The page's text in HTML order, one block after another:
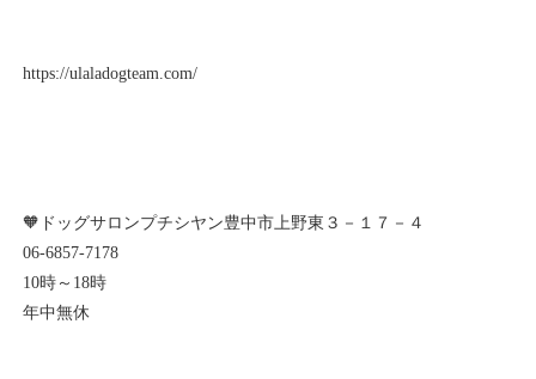
https://ulaladogteam.com/
🧡ドッグサロンプチシヤン豊中市上野東３－１７－４
06-6857-7178
10時～18時
年中無休